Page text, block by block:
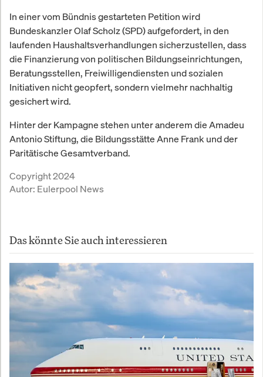
In einer vom Bündnis gestarteten Petition wird
Bundeskanzler Olaf Scholz (SPD) aufgefordert, in den
laufenden Haushaltsverhandlungen sicherzustellen, dass
die Finanzierung von politischen Bildungseinrichtungen,
Beratungsstellen, Freiwilligendiensten und sozialen
Initiativen nicht geopfert, sondern vielmehr nachhaltig
gesichert wird.
Hinter der Kampagne stehen unter anderem die Amadeu
Antonio Stiftung, die Bildungsstätte Anne Frank und der
Paritätische Gesamtverband.
Copyright 2024
Autor: Eulerpool News
Das könnte Sie auch interessieren